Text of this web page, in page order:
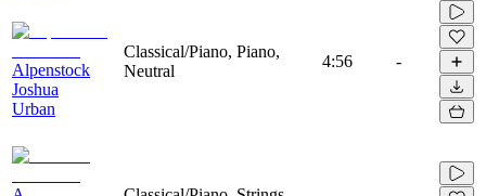
Alpenstock
Joshua
Urban
Classical/Piano, Piano,
Neutral
4:56 -